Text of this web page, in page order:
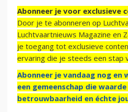
Abonneer je voor exclusieve
Door je te abonneren op
Luchtvaartnieuws Magazine en
je toegang tot exclusieve
ervaring die je steeds een stap
Abonneer je vandaag nog en
een gemeenschap die
betrouwbaarheid en échte